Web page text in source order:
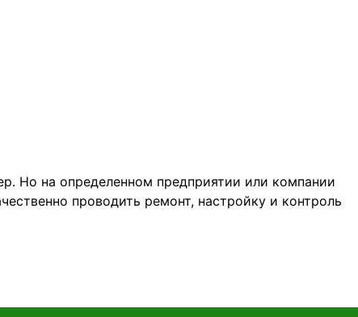
Но на определенном предприятии или компании
проводить ремонт, настройку и контроль